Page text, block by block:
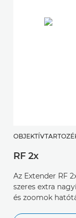
RF 2x
Az Extender RF
szeres extra
és zoomok